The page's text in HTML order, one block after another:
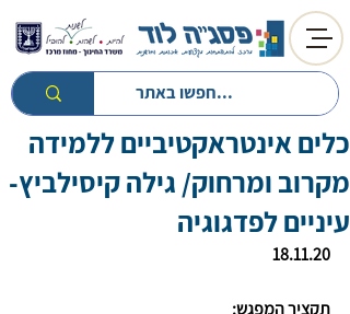
חזרה למעגל השנה
חזרה לטיפים
כלים אינטראקטיביים ללמידה
מקרוב ומרחוק/ גילה קיסילביץ-
עיניים לפדגוגיה
18.11.20
תקציר המפגש: